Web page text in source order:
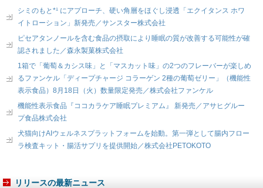
シミのもと*¹ にアプローチ、硬い角層をほぐし浸透「エクイタンス ホワ
イトローション」新発売／サンスター株式会社
ピセアタンノールを含む食品の摂取により睡眠の質が改善する可能性が確
認されました／森永製菓株式会社
1箱で「葡萄＆カシス味」と「マスカット味」の2つのフレーバーが楽しめ
るファンケル「ディープチャージ コラーゲン 2種の葡萄ゼリー」（機能性
表示食品）8月18日（火）数量限定発売／株式会社ファンケル
機能性表示食品『ココカラケア睡眠プレミアム』 新発売／アサヒグルー
プ食品株式会社
犬猫向けAIウェルネスプラットフォームを始動。第一弾として腸内フロー
ラ検査キット・腸活サプリを提供開始／株式会社PETOKOTO
リリースの最新ニュース